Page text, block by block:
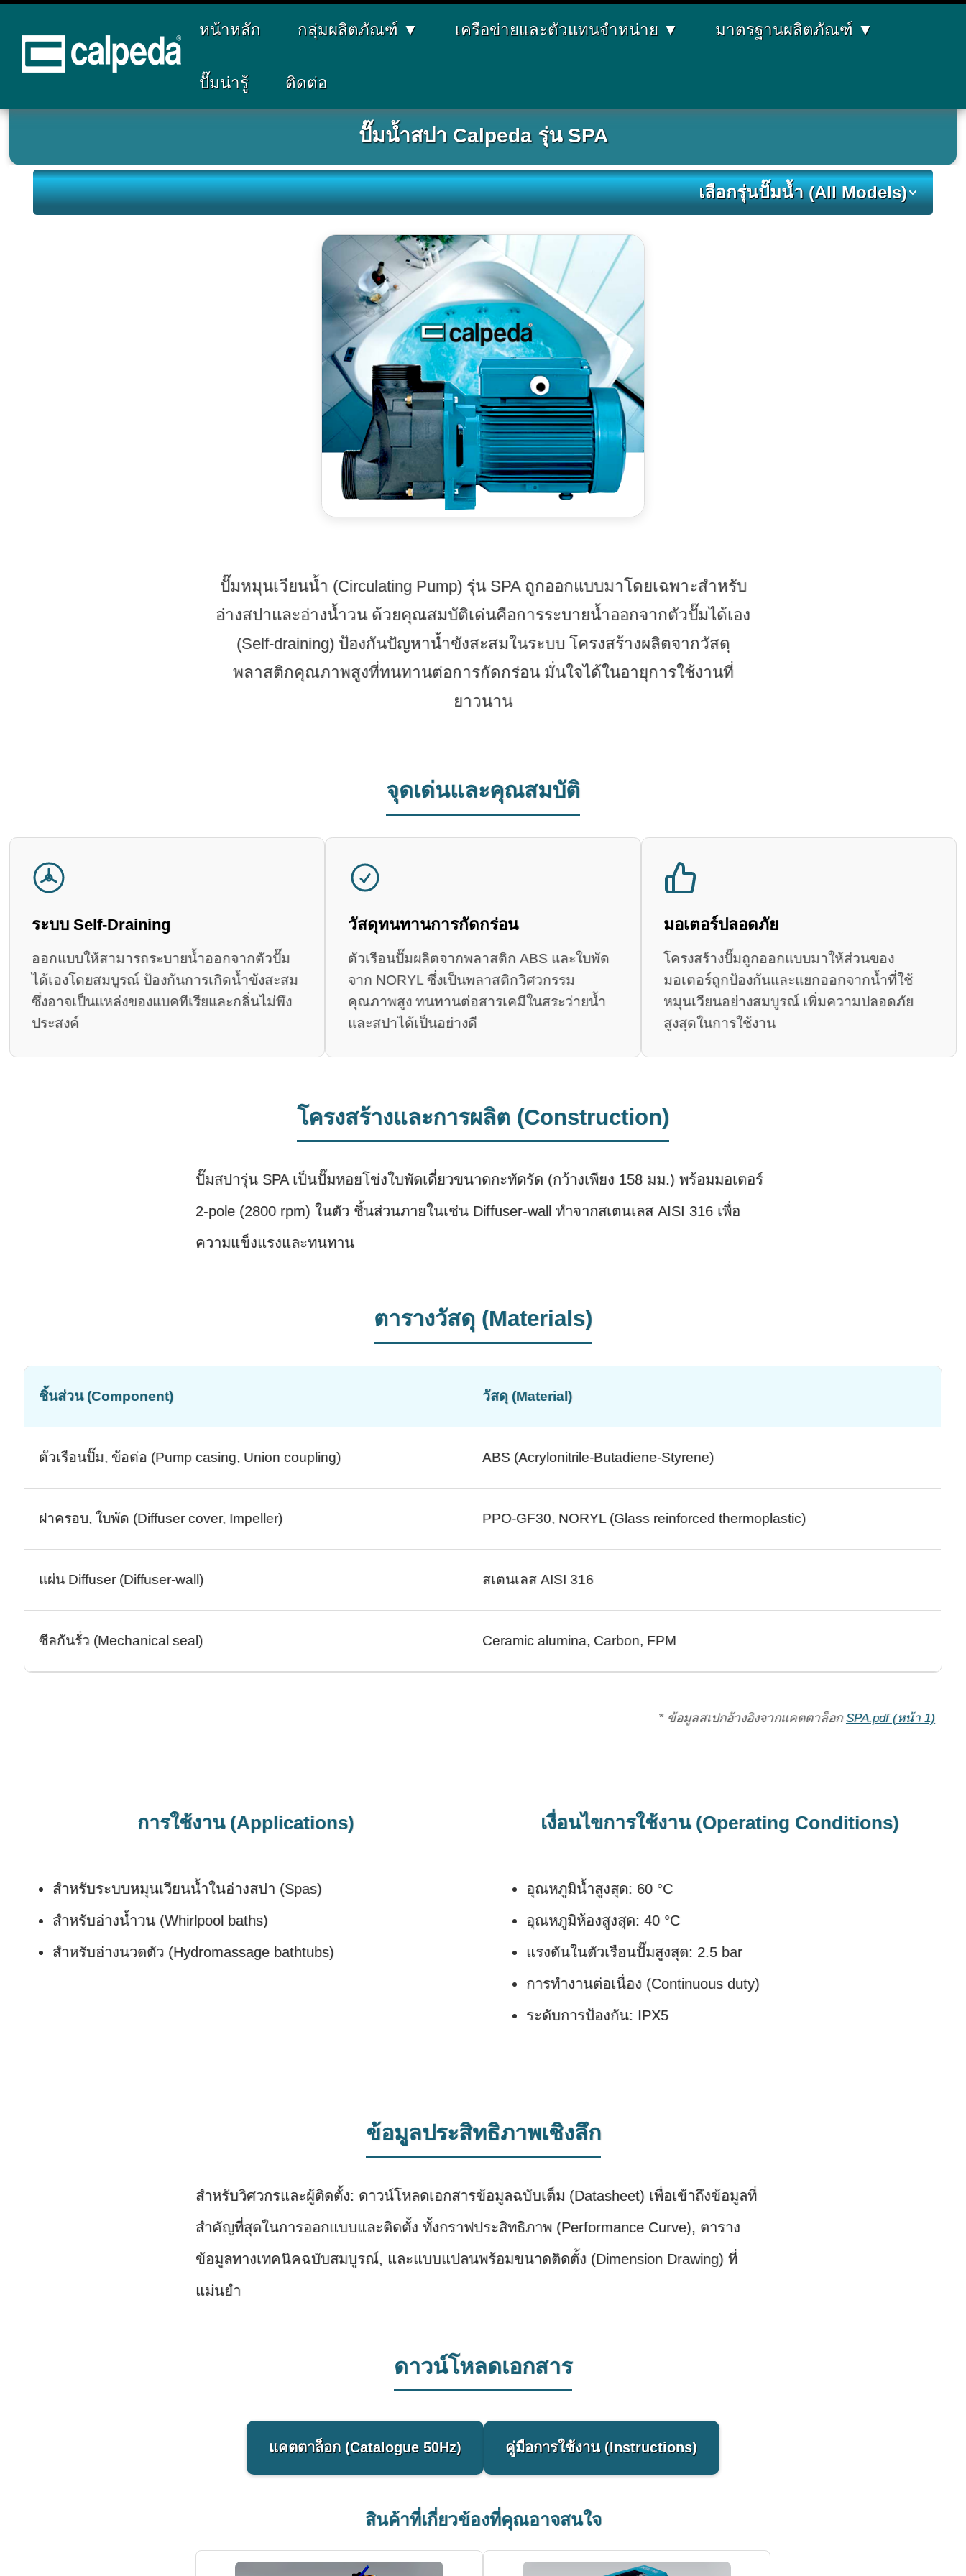
หน้าหลัก กลุ่มผลิตภัณฑ์ ▼ เครือข่ายและตัวแทนจำหน่าย ▼ มาตรฐานผลิตภัณฑ์ ▼
ปั๊มน่ารู้ ติดต่อ
Model SPA
ปั๊มน้ำสปา Calpeda รุ่น SPA
เลือกรุ่นปั๊มน้ำ (All Models)
ปั๊มหมุนเวียนน้ำ (Circulating Pump) รุ่น SPA ถูกออกแบบมาโดยเฉพาะสำหรับ
อ่างสปาและอ่างน้ำวน ด้วยคุณสมบัติเด่นคือการระบายน้ำออกจากตัวปั๊มได้เอง
(Self-draining) ป้องกันปัญหาน้ำขังสะสมในระบบ โครงสร้างผลิตจากวัสดุ
พลาสติกคุณภาพสูงที่ทนทานต่อการกัดกร่อน มั่นใจได้ในอายุการใช้งานที่
ยาวนาน
จุดเด่นและคุณสมบัติ
ระบบ Self-Draining
ออกแบบให้สามารถระบายน้ำออกจากตัวปั๊ม
ได้เองโดยสมบูรณ์ ป้องกันการเกิดน้ำขังสะสม
ซึ่งอาจเป็นแหล่งของแบคทีเรียและกลิ่นไม่พึง
ประสงค์
วัสดุทนทานการกัดกร่อน
ตัวเรือนปั๊มผลิตจากพลาสติก ABS และใบพัด
จาก NORYL ซึ่งเป็นพลาสติกวิศวกรรม
คุณภาพสูง ทนทานต่อสารเคมีในสระว่ายน้ำ
และสปาได้เป็นอย่างดี
มอเตอร์ปลอดภัย
โครงสร้างปั๊มถูกออกแบบมาให้ส่วนของ
มอเตอร์ถูกป้องกันและแยกออกจากน้ำที่ใช้
หมุนเวียนอย่างสมบูรณ์ เพิ่มความปลอดภัย
สูงสุดในการใช้งาน
โครงสร้างและการผลิต (Construction)
ปั๊มสปารุ่น SPA เป็นปั๊มหอยโข่งใบพัดเดี่ยวขนาดกะทัดรัด (กว้างเพียง 158 มม.) พร้อมมอเตอร์
2-pole (2800 rpm) ในตัว ชิ้นส่วนภายในเช่น Diffuser-wall ทำจากสเตนเลส AISI 316 เพื่อ
ความแข็งแรงและทนทาน
ตารางวัสดุ (Materials)
ชิ้นส่วน (Component) วัสดุ (Material)
ตัวเรือนปั๊ม, ข้อต่อ (Pump casing, Union coupling) ABS (Acrylonitrile-Butadiene-Styrene)
ฝาครอบ, ใบพัด (Diffuser cover, Impeller) PPO-GF30, NORYL (Glass reinforced thermoplastic)
แผ่น Diffuser (Diffuser-wall) สเตนเลส AISI 316
ซีลกันรั่ว (Mechanical seal) Ceramic alumina, Carbon, FPM
* ข้อมูลสเปกอ้างอิงจากแคตตาล็อกSPA.pdf (หน้า 1)
การใช้งาน (Applications)
สำหรับระบบหมุนเวียนน้ำในอ่างสปา (Spas)
สำหรับอ่างน้ำวน (Whirlpool baths)
สำหรับอ่างนวดตัว (Hydromassage bathtubs)
เงื่อนไขการใช้งาน (Operating Conditions)
อุณหภูมิน้ำสูงสุด: 60 °C
อุณหภูมิห้องสูงสุด: 40 °C
แรงดันในตัวเรือนปั๊มสูงสุด: 2.5 bar
การทำงานต่อเนื่อง (Continuous duty)
ระดับการป้องกัน: IPX5
ข้อมูลประสิทธิภาพเชิงลึก
สำหรับวิศวกรและผู้ติดตั้ง: ดาวน์โหลดเอกสารข้อมูลฉบับเต็ม (Datasheet) เพื่อเข้าถึงข้อมูลที่
สำคัญที่สุดในการออกแบบและติดตั้ง ทั้งกราฟประสิทธิภาพ (Performance Curve), ตาราง
ข้อมูลทางเทคนิคฉบับสมบูรณ์, และแบบแปลนพร้อมขนาดติดตั้ง (Dimension Drawing) ที่
แม่นยำ
ดาวน์โหลดเอกสาร
แคตตาล็อก (Catalogue 50Hz) คู่มือการใช้งาน (Instructions)
สินค้าที่เกี่ยวข้องที่คุณอาจสนใจ